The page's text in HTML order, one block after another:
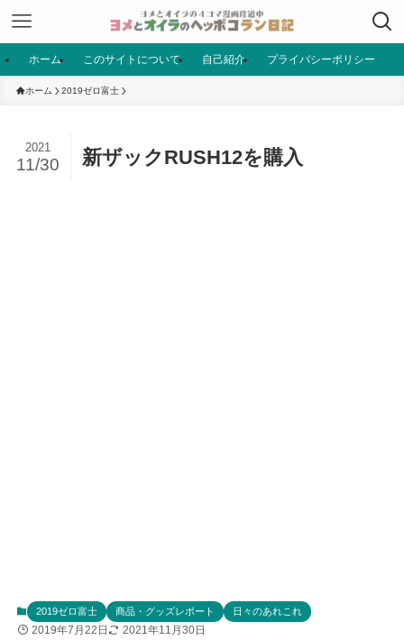
ホーム このサイトについて 自己紹介 プライバシーポリシー
ホーム 2019ゼロ富士
新ザックRUSH12を購入
2021
11/30
2019ゼロ富士 商品・グッズレポート 日々のあれこれ
2019年7月22日 2021年11月30日